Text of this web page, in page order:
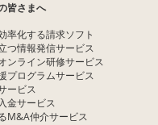
皆さまへ
率化する請求ソフト
つ情報発信サービス
ンライン研修サービス
プログラムサービス
ービス
金サービス
M&A仲介サービス